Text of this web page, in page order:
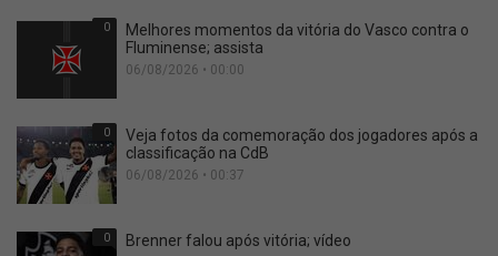
0
Melhores momentos da vitória do Vasco contra o
Fluminense; assista
06/08/2026 • 00:00
0
Veja fotos da comemoração dos jogadores após a
classificação na CdB
06/08/2026 • 00:37
0 Brenner falou após vitória; vídeo